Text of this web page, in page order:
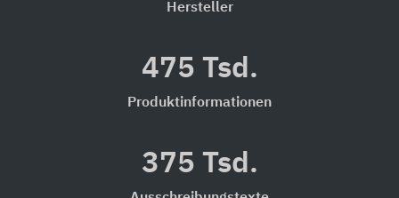
Hersteller
475 Tsd.
Produktinformationen
375 Tsd.